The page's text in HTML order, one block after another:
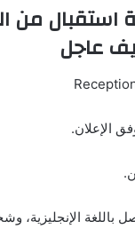
من
عاجل
الإعلان.
باللغة الإنجليزية،